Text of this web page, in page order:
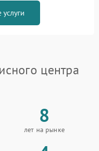
услуги
центра
8
лет на рынке